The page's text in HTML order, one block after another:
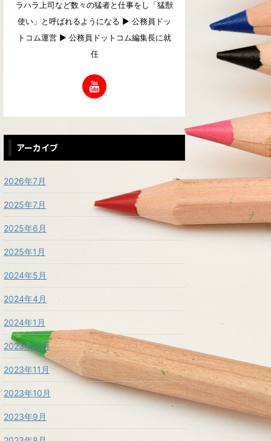
ラハラ上司など数々の猛者と仕事をし「猛獣
使い」と呼ばれるようになる ▶︎ 公務員ドッ
トコム運営 ▶︎ 公務員ドットコム編集長に就
任
アーカイブ
2026年7月
2025年7月
2025年6月
2025年1月
2024年5月
2024年4月
2024年1月
2023年12月
2023年11月
2023年10月
2023年9月